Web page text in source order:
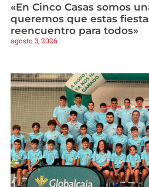
«En Cinco Casas somos
queremos que estas
reencuentro para todos»
agosto 3, 2026